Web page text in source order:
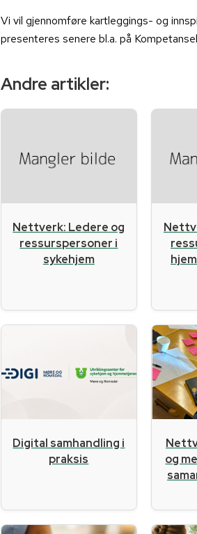
Vi vil gjennomføre kartleggings- og
presenteres senere bl.a. på
Andre artikler:
Nettverk: Ledere og
ressurspersoner i
sykehjem
Digital samhandling i
praksis
og